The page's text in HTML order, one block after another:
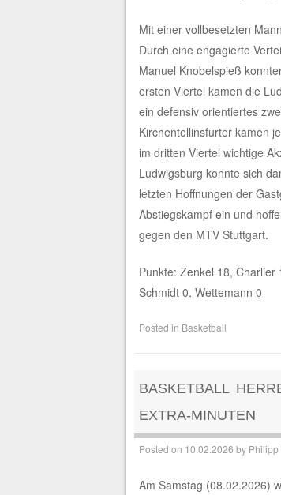
Mit einer vollbesetzten
Durch eine engagierte
Manuel Knobelspieß
ersten Viertel kamen die
ein defensiv orientiertes
Kirchentellinsfurter kamen
im dritten Viertel wichtige
Ludwigsburg konnte sich
letzten Hoffnungen der
Abstiegskampf ein und
gegen den MTV Stuttgart.
Punkte: Zenkel 18,
Schmidt 0, Wettemann 0
Posted in Basketball
BASKETBALL
EXTRA-MINUTEN
Posted on 10.02.2026 by
Am Samstag (08.02.2026)